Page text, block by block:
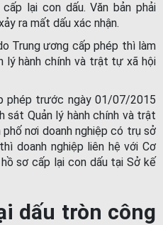
lại con dấu. Văn bản phải
ra mất dấu xác nhận.
Trung ương cấp phép thì làm
lý hành chính và trật tự xã hội
phép trước ngày 01/07/2015
sát Quản lý hành chính và trật
nơi doanh nghiệp có trụ sở
doanh nghiệp liên hệ với Cơ
sơ cấp lại con dấu tại Sở kế
dấu tròn công